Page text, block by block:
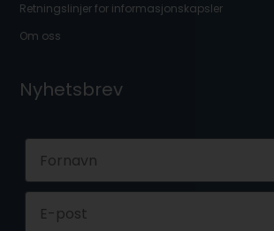
Retningslinjer for informasjonskapsler
Om oss
Nyhetsbrev